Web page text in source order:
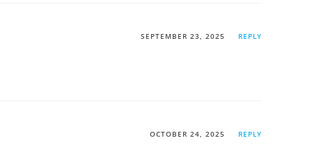
SEPTEMBER 23, 2025 REPLY
OCTOBER 24, 2025 REPLY